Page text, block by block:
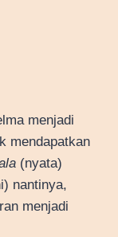
menjadi
mendapatkan
(nyata)
nantinya,
menjadi